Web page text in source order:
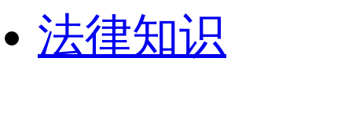
法律知识